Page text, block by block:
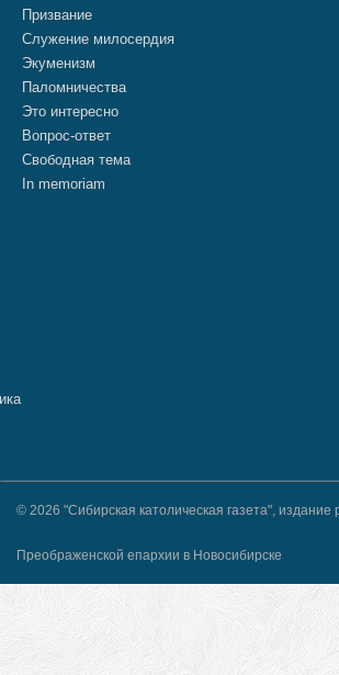
Призвание
Служение милосердия
Экуменизм
Паломничества
Это интересно
Вопрос-ответ
Свободная тема
In memoriam
© 2026 "Сибирская католическая газета", издание
Преображенской епархии в Новосибирске